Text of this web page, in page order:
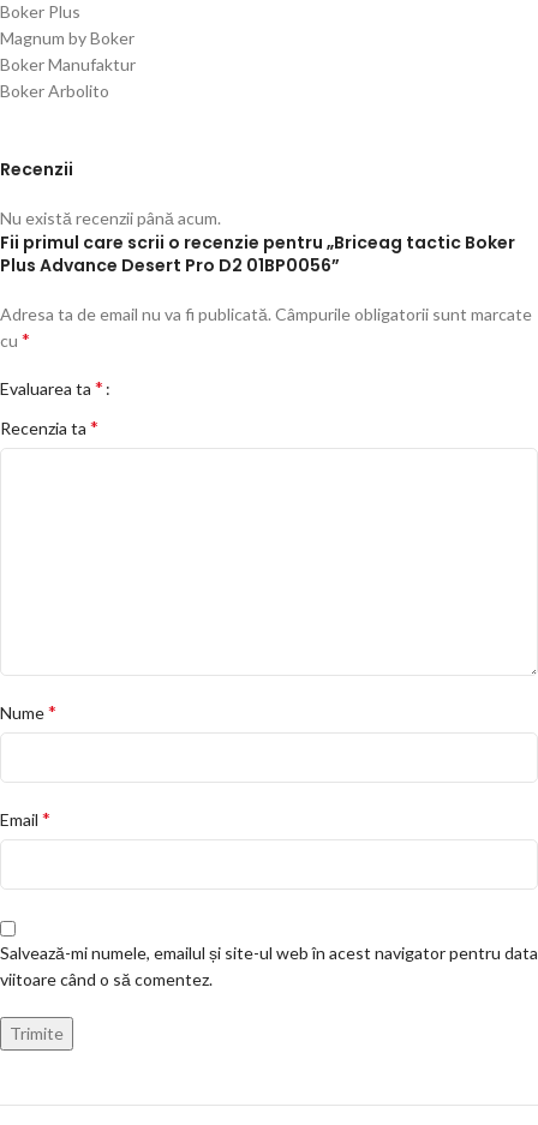
Boker Plus
Magnum by Boker
Boker Manufaktur
Boker Arbolito
Recenzii
Nu există recenzii până acum.
Fii primul care scrii o recenzie pentru „Briceag tactic Boker
Plus Advance Desert Pro D2 01BP0056”
Adresa ta de email nu va fi publicată. Câmpurile obligatorii sunt marcate
cu *
Evaluarea ta *
Recenzia ta *
Nume*
Email *
Salvează-mi numele, emailul și site-ul web în acest navigator pentru data
viitoare când o să comentez.